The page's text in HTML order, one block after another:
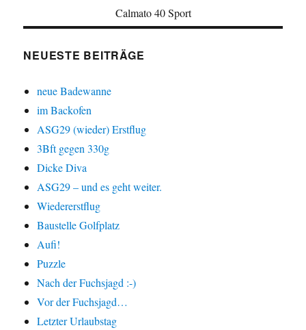
Calmato 40 Sport
NEUESTE BEITRÄGE
neue Badewanne
im Backofen
ASG29 (wieder) Erstflug
3Bft gegen 330g
Dicke Diva
ASG29 – und es geht weiter.
Wiedererstflug
Baustelle Golfplatz
Aufi!
Puzzle
Nach der Fuchsjagd :-)
Vor der Fuchsjagd…
Letzter Urlaubstag